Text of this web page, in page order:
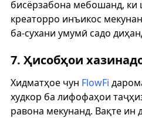
бисёрзабона мебошанд,
креаторро инъикос
ба-сухани умумӣ садо
7. Ҳисобҳои
Хидматҳое чун FlowFi
худкор ба лифофаҳои
равона мекунанд. Вақте ин